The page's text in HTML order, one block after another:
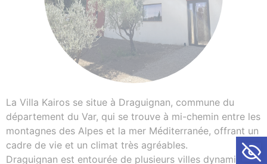
Ouvrir
La Villa Kairos se situe à Draguignan, commune du
département du Var, qui se trouve à mi-chemin entre les
montagnes des Alpes et la mer Méditerranée, offrant un
cadre de vie et un climat très agréables.
Draguignan est entourée de plusieurs villes dynamiques